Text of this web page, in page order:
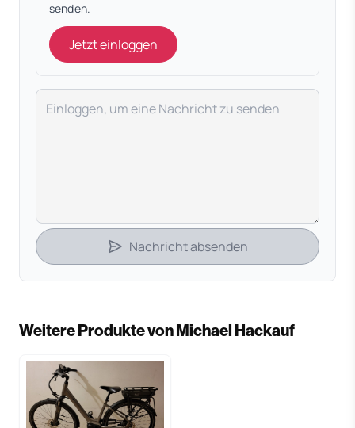
senden.
Jetzt einloggen
Deine Nachricht
Nachricht absenden
Weitere Produkte von Michael Hackauf